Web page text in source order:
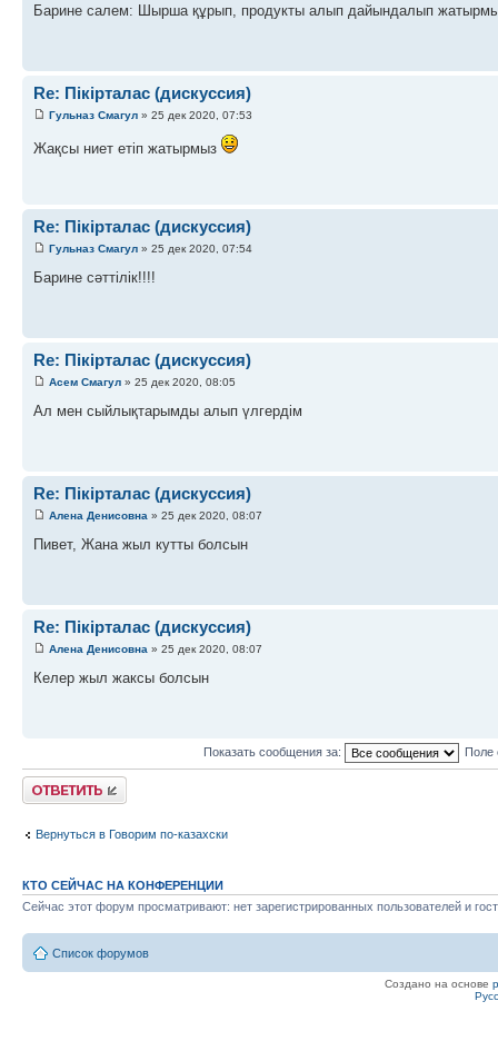
Барине салем: Шырша құрып, продукты алып дайындалып
Re: Пікірталас (дискуссия)
Гульназ Смагул » 25 дек 2020, 07:53
Жақсы ниет етіп жатырмыз
Re: Пікірталас (дискуссия)
Гульназ Смагул » 25 дек 2020, 07:54
Барине сәттілік!!!!
Re: Пікірталас (дискуссия)
Асем Смагул » 25 дек 2020, 08:05
Ал мен сыйлықтарымды алып үлгердім
Re: Пікірталас (дискуссия)
Алена Денисовна » 25 дек 2020, 08:07
Пивет, Жана жыл кутты болсын
Re: Пікірталас (дискуссия)
Алена Денисовна » 25 дек 2020, 08:07
Келер жыл жаксы болсын
Показать сообщения за: Поле
Ответить
Вернуться в Говорим по-казахски
КТО СЕЙЧАС НА КОНФЕРЕНЦИИ
Сейчас этот форум просматривают: нет зарегистрированных пользователей и
Список форумов
Создано на основе